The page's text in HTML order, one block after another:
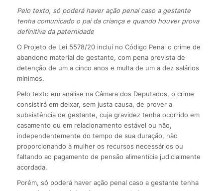
Pelo texto, só poderá haver ação penal caso a gestante
tenha comunicado o pai da criança e quando houver prova
definitiva da paternidade
O Projeto de Lei 5578/20 inclui no Código Penal o crime de
abandono material de gestante, com pena prevista de
detenção de um a cinco anos e multa de um a dez salários
mínimos.
Pelo texto em análise na Câmara dos Deputados, o crime
consistirá em deixar, sem justa causa, de prover a
subsistência de gestante, cuja gravidez tenha ocorrido em
casamento ou em relacionamento estável ou não,
independentemente do tempo de sua duração, não
proporcionando à mulher os recursos necessários ou
faltando ao pagamento de pensão alimentícia judicialmente
acordada.
Porém, só poderá haver ação penal caso a gestante tenha